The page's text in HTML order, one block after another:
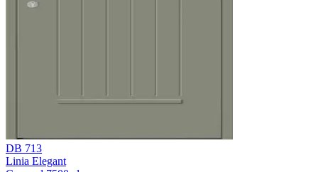
DB 713
Linia Elegant